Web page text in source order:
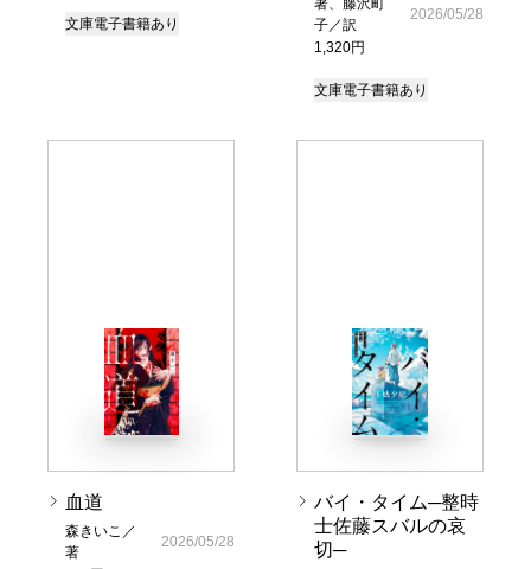
文庫電子書籍あり
著、藤沢町
子／訳
1,320円
2026/05/28
文庫電子書籍あり
血道
森きいこ／
著
2026/05/28
バイ・タイム─整時
士佐藤スバルの哀
切─